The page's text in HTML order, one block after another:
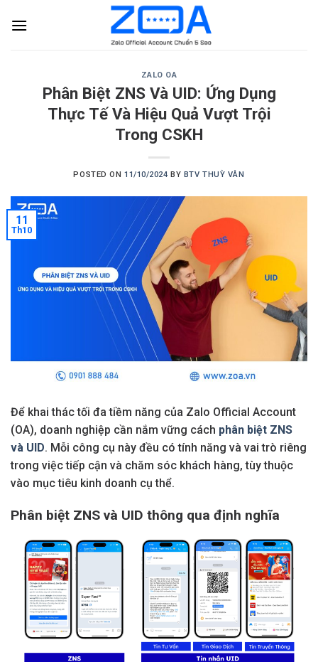
ZALO OA
Phân Biệt ZNS Và UID: Ứng Dụng
Thực Tế Và Hiệu Quả Vượt Trội
Trong CSKH
POSTED ON 11/10/2024 BY BTV THUỲ VÂN
11
Th10
Để khai thác tối đa tiềm năng của Zalo Official Account
(OA), doanh nghiệp cần nắm vững cách phân biệt ZNS
và UID. Mỗi công cụ này đều có tính năng và vai trò riêng
trong việc tiếp cận và chăm sóc khách hàng, tùy thuộc
vào mục tiêu kinh doanh cụ thể.
Phân biệt ZNS và UID thông qua định nghĩa